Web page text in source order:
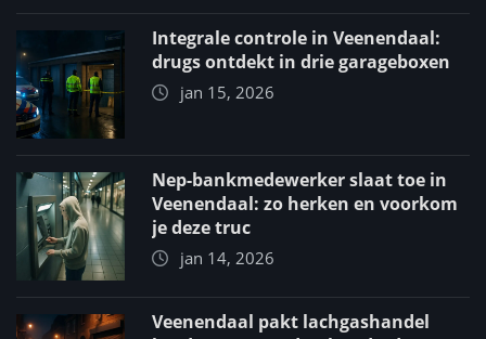
Integrale controle in Veenendaal:
drugs ontdekt in drie garageboxen
jan 15, 2026
Nep-bankmedewerker slaat toe in
Veenendaal: zo herken en voorkom
je deze truc
jan 14, 2026
Veenendaal pakt lachgashandel